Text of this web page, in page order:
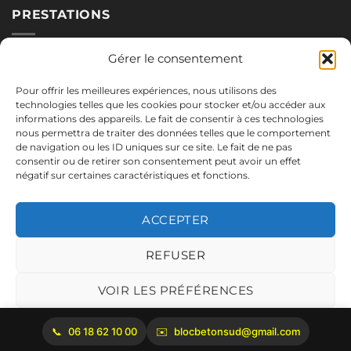
Gérer le consentement
Pour offrir les meilleures expériences, nous utilisons des
technologies telles que les cookies pour stocker et/ou accéder aux
informations des appareils. Le fait de consentir à ces technologies
nous permettra de traiter des données telles que le comportement
de navigation ou les ID uniques sur ce site. Le fait de ne pas
consentir ou de retirer son consentement peut avoir un effet
négatif sur certaines caractéristiques et fonctions.
ACCEPTER
REFUSER
VOIR LES PRÉFÉRENCES
Politique de cookies
PRESTATIONS
Réalisations
NOUS CONTACTER
blocbetonsud@gmail.com
2645 Route de Cadenet
Copyright 2026 ©Bloc Béton Sud
06 18 62 10 00 blocbetonsud@gmail.com